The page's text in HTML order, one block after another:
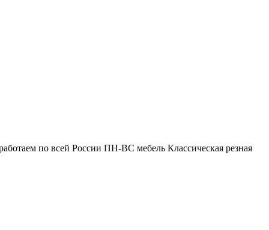
по всей России ПН-ВС мебель Классическая резная